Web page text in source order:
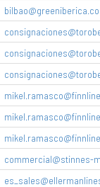
commercial@stinnes-